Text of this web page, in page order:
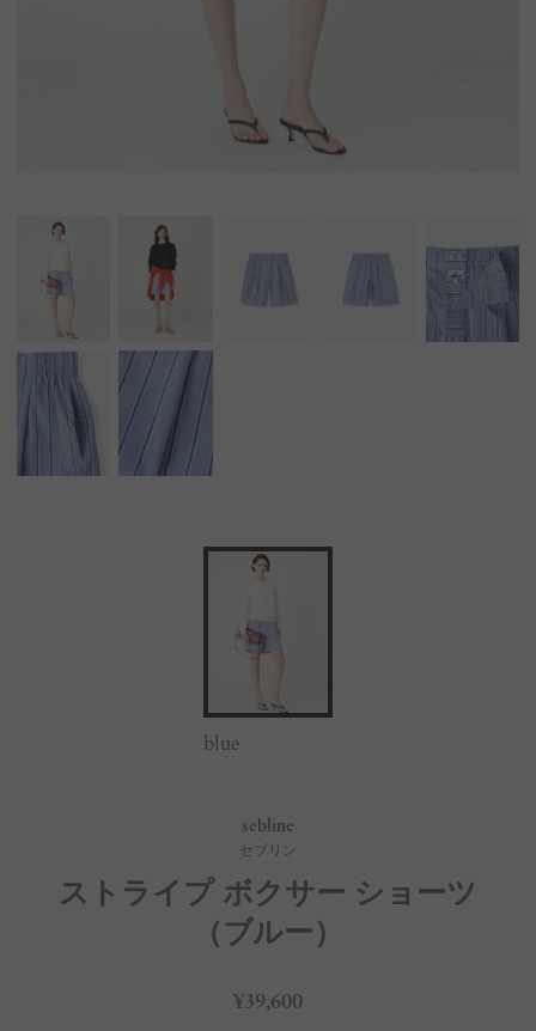
blue
sebline
セブリン
ストライプ ボクサー ショーツ
（ブルー）
¥39,600